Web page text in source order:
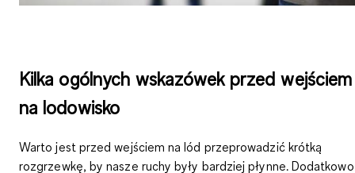
Kilka ogólnych wskazówek przed wejściem
na lodowisko
Warto jest przed wejściem na lód przeprowadzić krótką
rozgrzewkę, by nasze ruchy były bardziej płynne. Dodatkowo